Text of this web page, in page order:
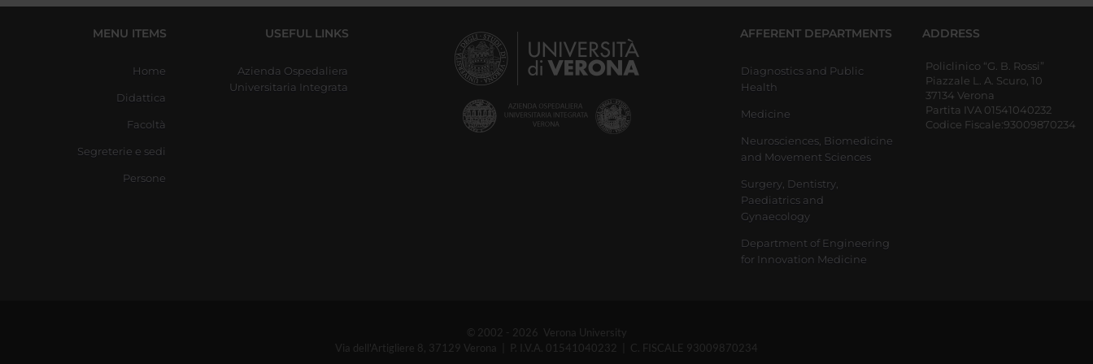
MENU ITEMS
Home
Didattica
Facoltà
Segreterie e sedi
Persone
USEFUL LINKS
Azienda Ospedaliera
Universitaria Integrata
AFFERENT DEPARTMENTS
Diagnostics and Public
Health
Medicine
Neurosciences, Biomedicine
and Movement Sciences
Surgery, Dentistry,
Paediatrics and
Gynaecology
Department of Engineering
for Innovation Medicine
ADDRESS
Policlinico “G. B. Rossi”
Piazzale L. A. Scuro, 10
37134 Verona
Partita IVA 01541040232
Codice Fiscale:93009870234
© 2002 - 2026 Verona University
Via dell'Artigliere 8, 37129 Verona | P. I.V.A. 01541040232 | C. FISCALE 93009870234